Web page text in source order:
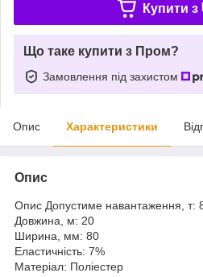
Купити з
Що таке купити з Пром?
Замовлення під захистом
Опис Характеристики
Опис
Опис Допустиме навантаження, т:
Довжина, м: 20
Ширина, мм: 80
Еластичність: 7%
Матеріал: Поліестер